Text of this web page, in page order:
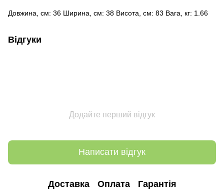
Довжина, см: 36 Ширина, см: 38 Висота, см: 83 Вага, кг: 1.66
Відгуки
Додайте перший відгук
Написати відгук
Доставка Оплата Гарантія